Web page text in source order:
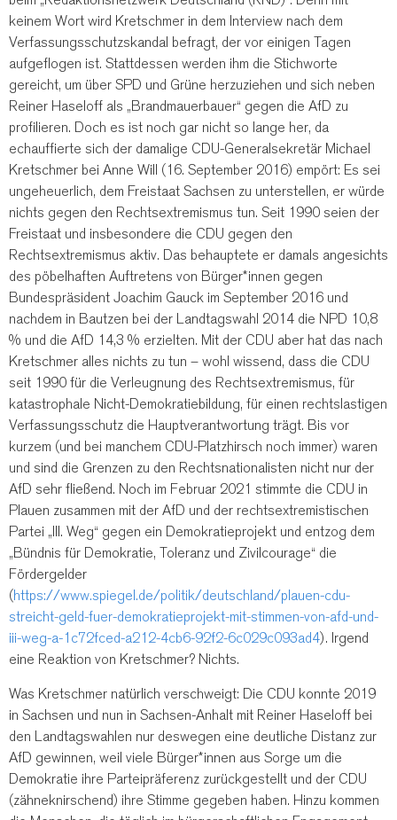
keinem Wort wird Kretschmer in dem Interview nach dem
Verfassungsschutzskandal befragt, der vor einigen Tagen
aufgeflogen ist. Stattdessen werden ihm die Stichworte
gereicht, um über SPD und Grüne herzuziehen und sich neben
Reiner Haseloff als „Brandmauerbauer“ gegen die AfD zu
profilieren. Doch es ist noch gar nicht so lange her, da
echauffierte sich der damalige CDU-Generalsekretär Michael
Kretschmer bei Anne Will (16. September 2016) empört: Es sei
ungeheuerlich, dem Freistaat Sachsen zu unterstellen, er würde
nichts gegen den Rechtsextremismus tun. Seit 1990 seien der
Freistaat und insbesondere die CDU gegen den
Rechtsextremismus aktiv. Das behauptete er damals angesichts
des pöbelhaften Auftretens von Bürger*innen gegen
Bundespräsident Joachim Gauck im September 2016 und
nachdem in Bautzen bei der Landtagswahl 2014 die NPD 10,8
% und die AfD 14,3 % erzielten. Mit der CDU aber hat das nach
Kretschmer alles nichts zu tun – wohl wissend, dass die CDU
seit 1990 für die Verleugnung des Rechtsextremismus, für
katastrophale Nicht-Demokratiebildung, für einen rechtslastigen
Verfassungsschutz die Hauptverantwortung trägt. Bis vor
kurzem (und bei manchem CDU-Platzhirsch noch immer) waren
und sind die Grenzen zu den Rechtsnationalisten nicht nur der
AfD sehr fließend. Noch im Februar 2021 stimmte die CDU in
Plauen zusammen mit der AfD und der rechtsextremistischen
Partei „III. Weg“ gegen ein Demokratieprojekt und entzog dem
„Bündnis für Demokratie, Toleranz und Zivilcourage“ die
Fördergelder
(https://www.spiegel.de/politik/deutschland/plauen-cdu-
streicht-geld-fuer-demokratieprojekt-mit-stimmen-von-afd-und-
iii-weg-a-1c72fced-a212-4cb6-92f2-6c029c093ad4). Irgend
eine Reaktion von Kretschmer? Nichts.
Was Kretschmer natürlich verschweigt: Die CDU konnte 2019
in Sachsen und nun in Sachsen-Anhalt mit Reiner Haseloff bei
den Landtagswahlen nur deswegen eine deutliche Distanz zur
AfD gewinnen, weil viele Bürger*innen aus Sorge um die
Demokratie ihre Parteipräferenz zurückgestellt und der CDU
(zähneknirschend) ihre Stimme gegeben haben. Hinzu kommen